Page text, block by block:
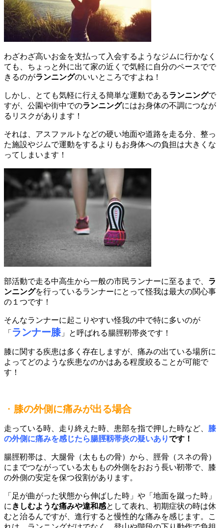
わざわざ高いお金を支払って入会するようなジムに行かなく
ても、ちょっと外に出て家の近くで気軽に自分のペースでで
きるのがランニングのいいところですよね！
しかし、とても気軽に行える簡単な運動であるランニングで
すが、公園や街中でのランニングにはお身体の不調につなが
るリスクがあります！
それは、アスファルトなどの硬い地面や道路を走る分、整っ
た施設やジムで運動をするよりもお身体への負担は大きくな
ってしまいます！
部活動で走る中高生から一般の市民ランナーに至るまで、 ラ
ンニングを行っているランナーにとって怪我は最大の関心事
の１つです！
そんなランナーに起こりやすい怪我の中で特に多いのが
「 ランナー膝」と呼ばれる腸脛靭帯炎です！
膝に関する疾患は多く存在しますが、痛みの出ている場所に
よってどのような疾患なのかはある程度絞ることが可能で
す！
・ 膝の外側に痛みが出る場合
走っている時、走り終えた時、患部を指で押した時など、 膝
の外側に痛みを感じたら腸脛靱帯炎の疑いありです！
腸脛靭帯は、大腿骨（太ももの骨）から、脛骨（スネの骨）
にまでつながっている太ももの外側をおおう長い靭帯で、膝
の外側の安定を保つ役割があります。
「足が曲がった状態から伸ばした時」や「地面を蹴った時」
に きしむような痛みや違和感として表れ、初期症状の時は休
むと治るんですが、進行すると慢性的な痛みを感じます。こ